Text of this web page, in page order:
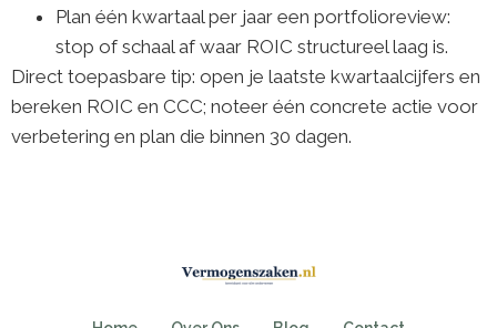
Plan één kwartaal per jaar een portfolioreview:
stop of schaal af waar ROIC structureel laag is.
Direct toepasbare tip: open je laatste kwartaalcijfers en
bereken ROIC en CCC; noteer één concrete actie voor
verbetering en plan die binnen 30 dagen.